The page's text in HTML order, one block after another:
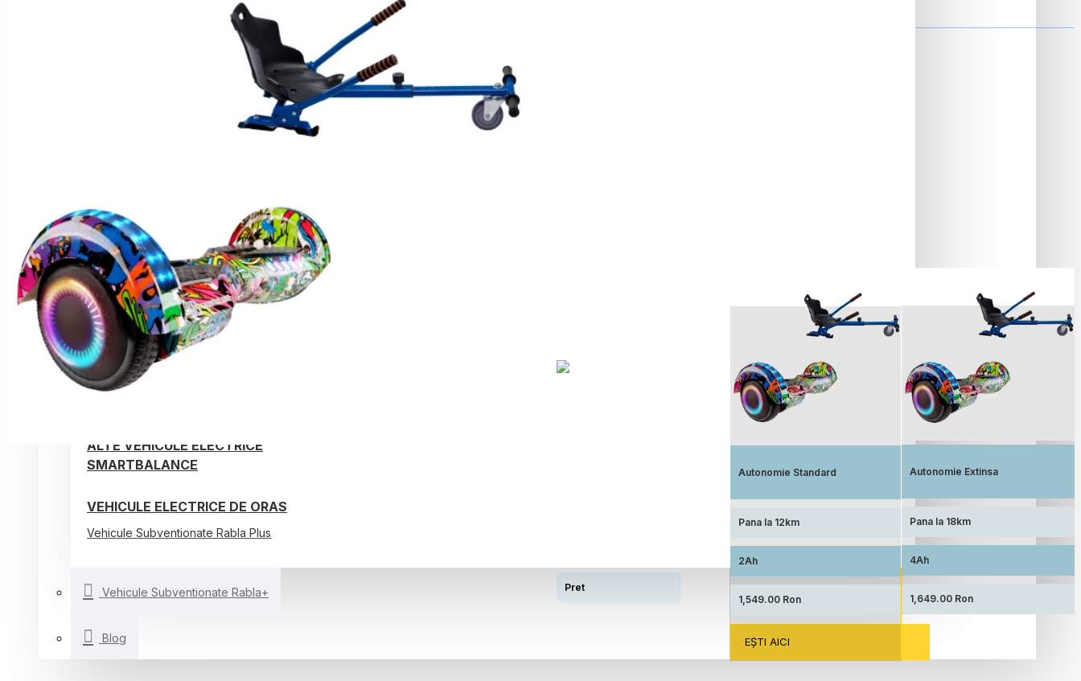
ACCESORII
Accesorii de siguranta
Huse si Ghiozdane
Incarcatoare
Baterii
TROTINETE ELECTRICE
ALTE VEHICULE ELECTRICE
SMARTBALANCE
VEHICULE ELECTRICE DE ORAS
Vehicule Subventionate Rabla Plus
Vehicule Subventionate Rabla+
Blog
Pret
Standard: Pret accesibil, prin echiparea
cu acumulator standard
Autonomie Standard
Pana la 12km
2Ah
1,549.00 Ron
EŞTI AICI
Autonomie extinsa, prin echiparea cu
acumulator de capacitate marita
Autonomie Extinsa
Pana la 18km
4Ah
1,649.00 Ron